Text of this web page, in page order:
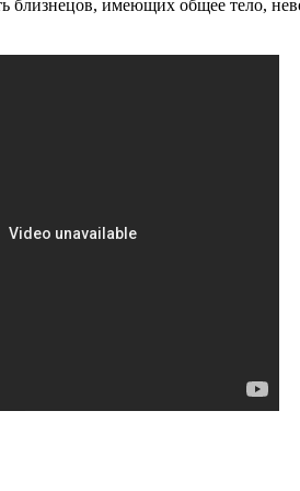
близнецов, имеющих общее тело,